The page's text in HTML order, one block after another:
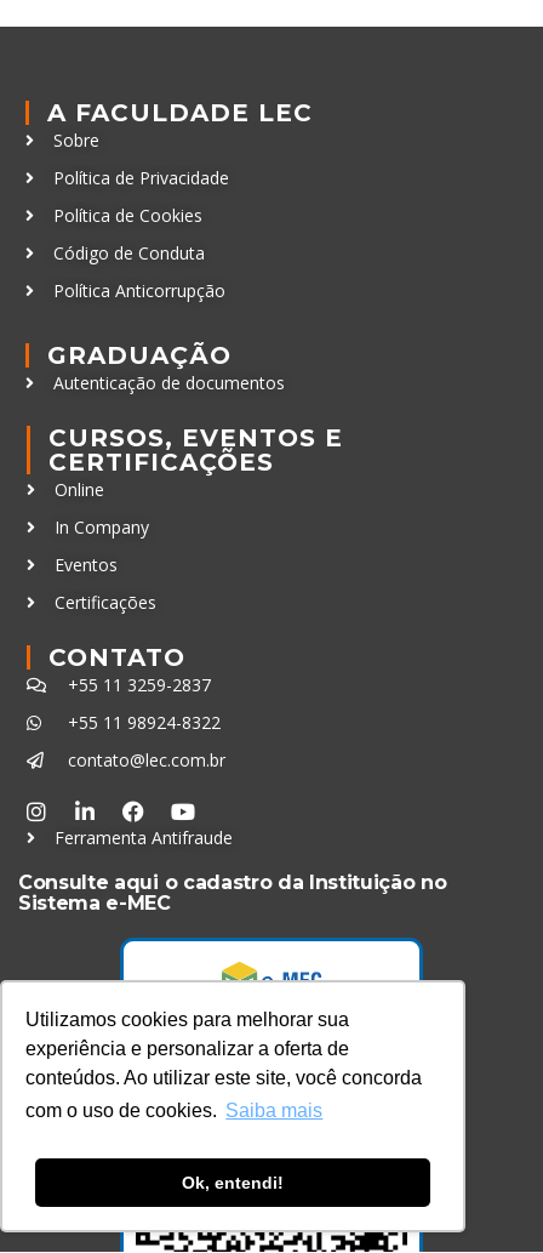
Utilizamos cookies para melhorar sua
experiência e personalizar a oferta de
conteúdos. Ao utilizar este site, você concorda
com o uso de cookies. Saiba mais
Ok, entendi!
A FACULDADE LEC
Sobre
Política de Privacidade
Política de Cookies
Código de Conduta
Política Anticorrupção
GRADUAÇÃO
Autenticação de documentos
CURSOS, EVENTOS E
CERTIFICAÇÕES
Online
In Company
Eventos
Certificações
CONTATO
+55 11 3259-2837
+55 11 98924-8322
contato@lec.com.br
Ferramenta Antifraude
Consulte aqui o cadastro da Instituição no
Sistema e-MEC